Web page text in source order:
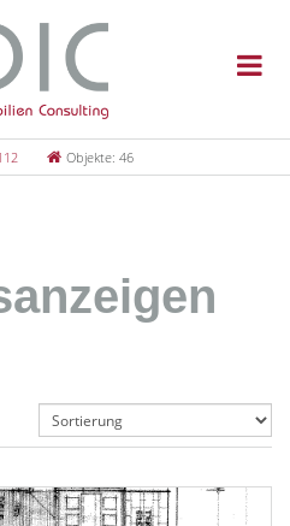
Objekte: 46